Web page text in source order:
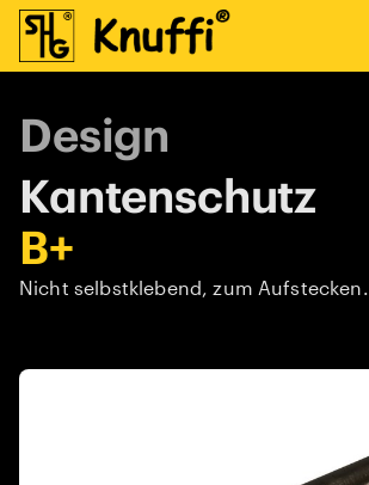
Design
Kantenschutz
B+
Nicht selbstklebend, zum Aufstecken.